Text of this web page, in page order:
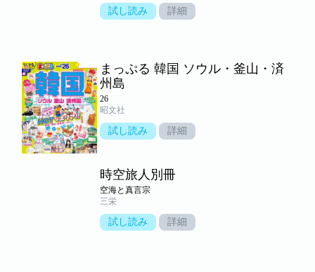
試し読み 詳細
まっぷる 韓国 ソウル・釜山・済
州島
26
昭文社
試し読み 詳細
時空旅人別冊
空海と真言宗
三栄
試し読み 詳細